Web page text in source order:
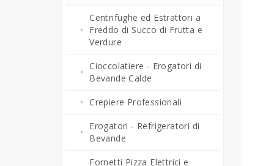
Centrifughe ed Estrattori a
Freddo di Succo di Frutta e
Verdure
Cioccolatiere - Erogatori di
Bevande Calde
Crepiere Professionali
Erogatori - Refrigeratori di
Bevande
Fornetti Pizza Elettrici e